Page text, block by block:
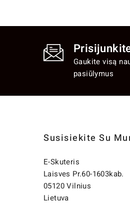
Gaukite visą
pasiūlymus
Susisiekite Su
E-Skuteris
Laisves Pr.60-1603kab.
05120 Vilnius
Lietuva